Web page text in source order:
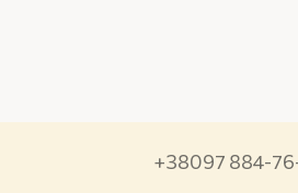
+38097 884-